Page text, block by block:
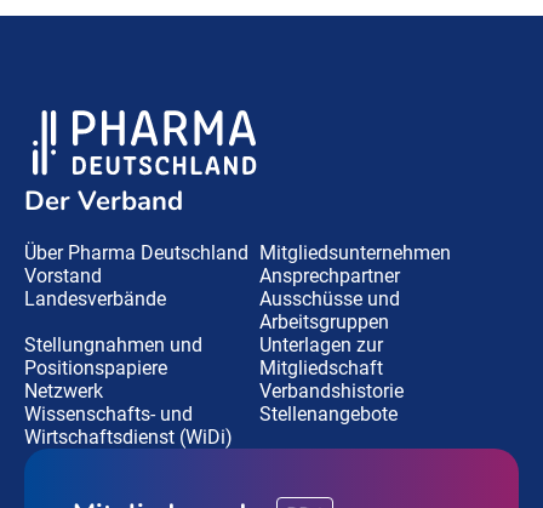
Der Verband
Über Pharma Deutschland Mitgliedsunternehmen
Vorstand
Ansprechpartner
Landesverbände
Ausschüsse und
Arbeitsgruppen
Stellungnahmen und
Positionspapiere
Unterlagen zur
Mitgliedschaft
Netzwerk
Verbandshistorie
Wissenschafts- und
Wirtschaftsdienst (WiDi)
Stellenangebote